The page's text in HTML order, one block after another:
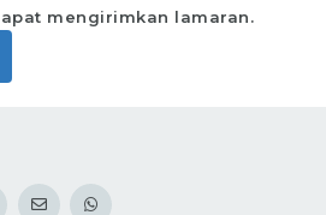
mengirimkan lamaran.